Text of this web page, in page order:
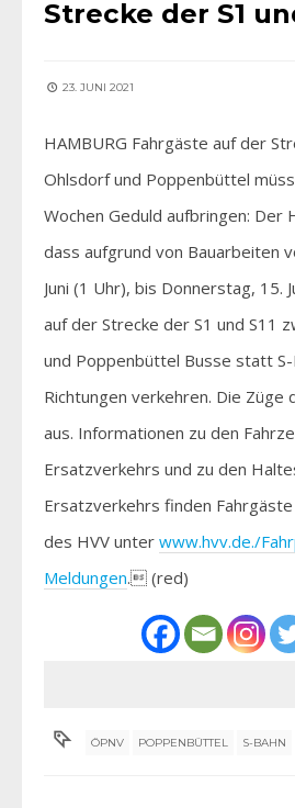
Strecke der S1
23. JUNI 2021
HAMBURG Fahrgäste auf der
Ohlsdorf und Poppenbüttel
Wochen Geduld aufbringen: Der
dass aufgrund von Bauarbeiten
Juni (1 Uhr), bis Donnerstag, 15.
auf der Strecke der S1 und S11
und Poppenbüttel Busse statt S-
Richtungen verkehren. Die Züge
aus. Informationen zu den
Ersatzverkehrs und zu den
Ersatzverkehrs finden
des HVV unter www.hvv.de./
Meldungen. (red)
ÖPNV POPPENBÜTTEL S-BAHN